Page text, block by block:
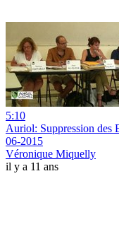
5:10
Auriol: Suppression des
06-2015
Véronique Miquelly
il y a 11 ans